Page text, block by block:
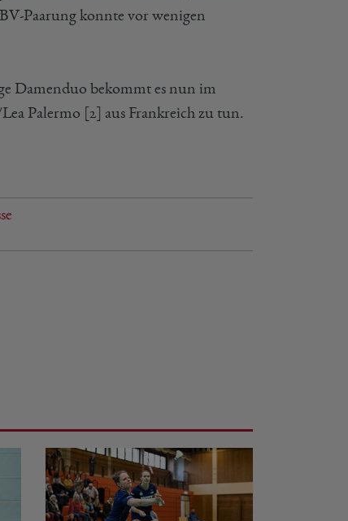
Paarung konnte vor wenigen
Damenduo bekommt es nun im
Palermo [2] aus Frankreich zu tun.